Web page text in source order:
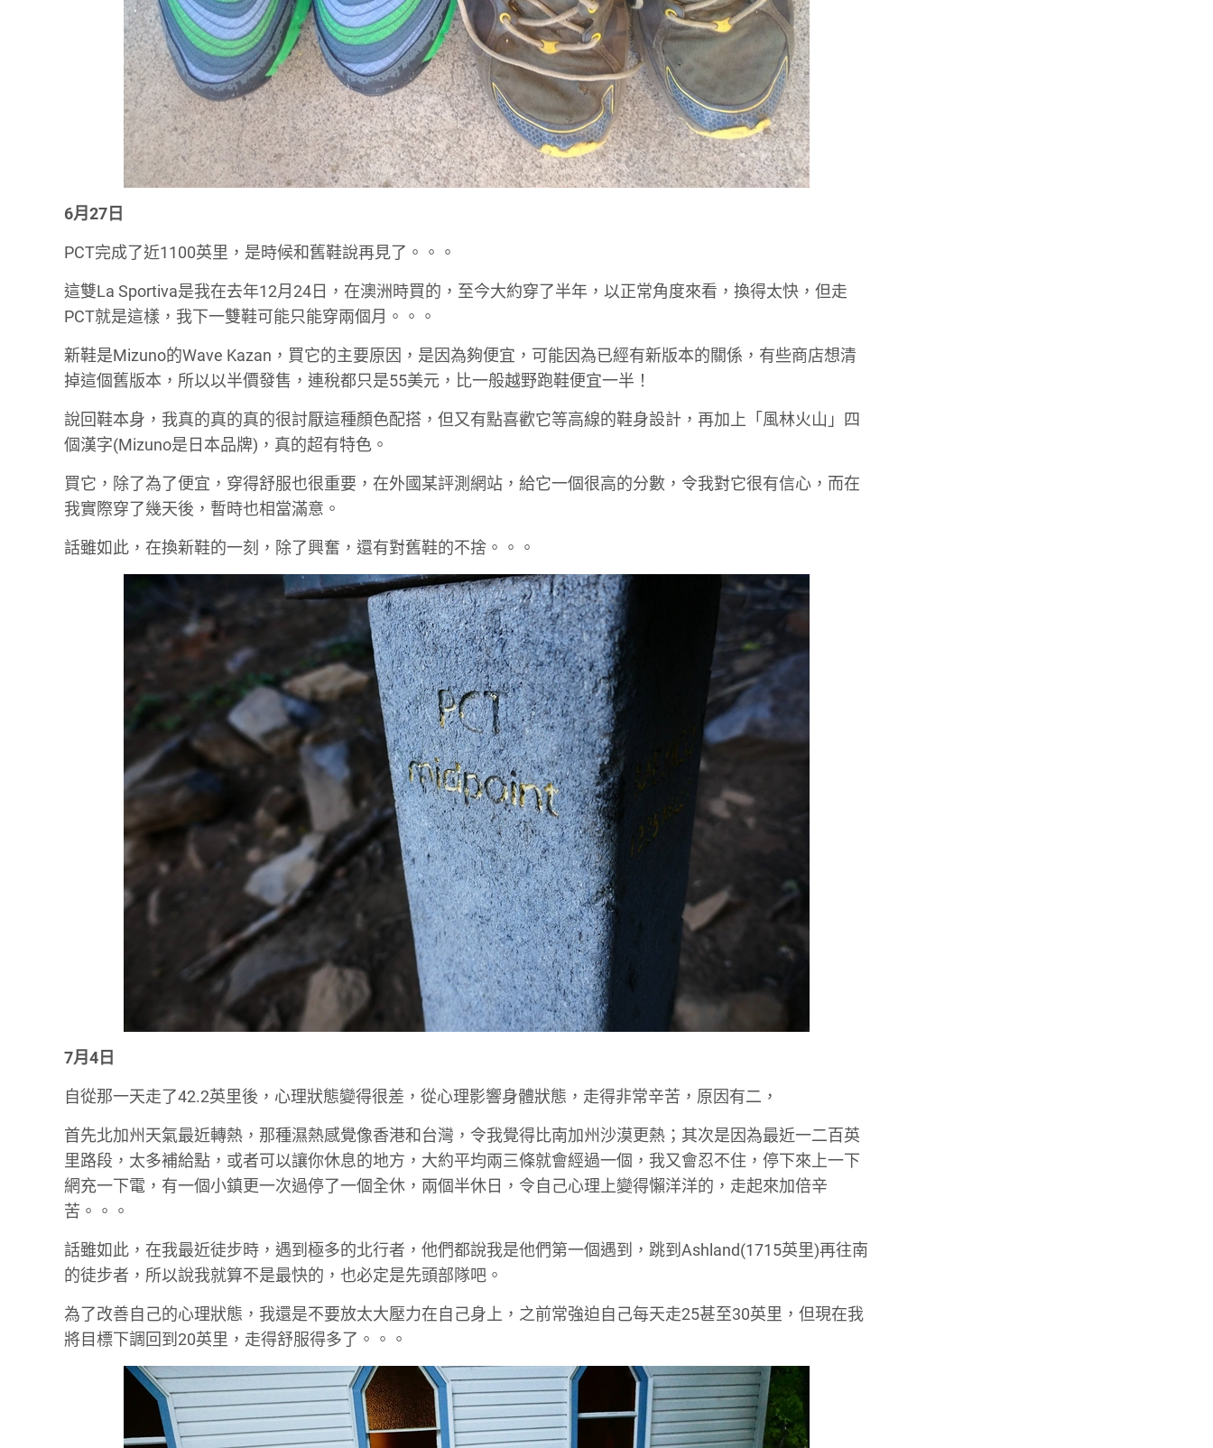
6月27日
PCT完成了近1100英里，是時候和舊鞋說再見了。。。
這雙La Sportiva是我在去年12月24日，在澳洲時買的，至今大約穿了半年，以正常角度來看，換得太快，但走
PCT就是這樣，我下一雙鞋可能只能穿兩個月。。。
新鞋是Mizuno的Wave Kazan，買它的主要原因，是因為夠便宜，可能因為已經有新版本的關係，有些商店想清
掉這個舊版本，所以以半價發售，連稅都只是55美元，比一般越野跑鞋便宜一半！
說回鞋本身，我真的真的真的很討厭這種顏色配搭，但又有點喜歡它等高線的鞋身設計，再加上「風林火山」四
個漢字(Mizuno是日本品牌)，真的超有特色。
買它，除了為了便宜，穿得舒服也很重要，在外國某評測網站，給它一個很高的分數，令我對它很有信心，而在
我實際穿了幾天後，暫時也相當滿意。
話雖如此，在換新鞋的一刻，除了興奮，還有對舊鞋的不捨。。。
7月4日
自從那一天走了42.2英里後，心理狀態變得很差，從心理影響身體狀態，走得非常辛苦，原因有二，
首先北加州天氣最近轉熱，那種濕熱感覺像香港和台灣，令我覺得比南加州沙漠更熱；其次是因為最近一二百英
里路段，太多補給點，或者可以讓你休息的地方，大約平均兩三條就會經過一個，我又會忍不住，停下來上一下
網充一下電，有一個小鎮更一次過停了一個全休，兩個半休日，令自己心理上變得懶洋洋的，走起來加倍辛
苦。。。
話雖如此，在我最近徒步時，遇到極多的北行者，他們都說我是他們第一個遇到，跳到Ashland(1715英里)再往南
的徒步者，所以說我就算不是最快的，也必定是先頭部隊吧。
為了改善自己的心理狀態，我還是不要放太大壓力在自己身上，之前常強迫自己每天走25甚至30英里，但現在我
將目標下調回到20英里，走得舒服得多了。。。